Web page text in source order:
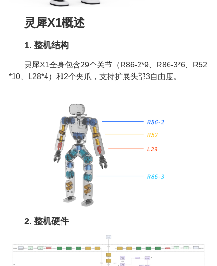
灵犀X1概述
1. 整机结构
灵犀X1全身包含29个关节（R86-2*9、R86-3*6、R52
*10、L28*4）和2个夹爪，支持扩展头部3自由度。
2. 整机硬件